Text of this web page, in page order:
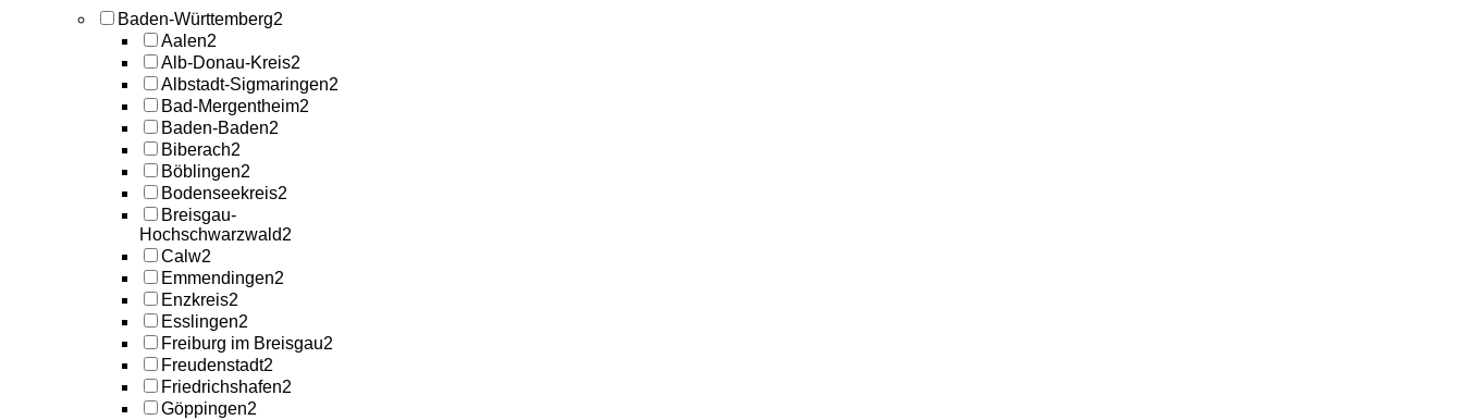
Baden-Württemberg2
Aalen2
Alb-Donau-Kreis2
Albstadt-Sigmaringen2
Bad-Mergentheim2
Baden-Baden2
Biberach2
Böblingen2
Bodenseekreis2
Breisgau-
Hochschwarzwald2
Calw2
Emmendingen2
Enzkreis2
Esslingen2
Freiburg im Breisgau2
Freudenstadt2
Friedrichshafen2
Göppingen2